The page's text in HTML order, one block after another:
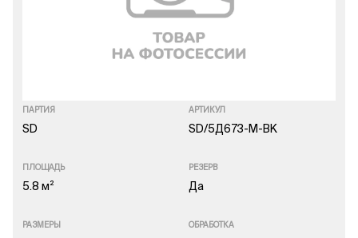
ПАРТИЯ
SD
АРТИКУЛ
SD/5Д673-M-BK
ПЛОЩАДЬ
5.8 м²
РЕЗЕРВ
Да
РАЗМЕРЫ ОБРАБОТКА